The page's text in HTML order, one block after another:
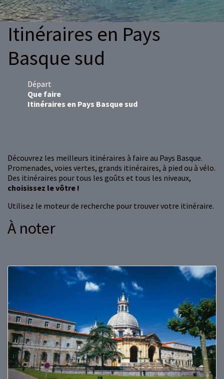
Itinéraires en Pays
Basque sud
Départ
Que faire
Itinéraires en Pays Basque sud
Découvrez les meilleurs itinéraires à faire au Pays Basque.
Promenades, voies vertes, grands itinéraires, à pied ou à vélo.
Des itinéraires pour tous les goûts et tous les niveaux,
choisissez le vôtre !
Utilisez le moteur de recherche pour trouver votre itinéraire.
À noter